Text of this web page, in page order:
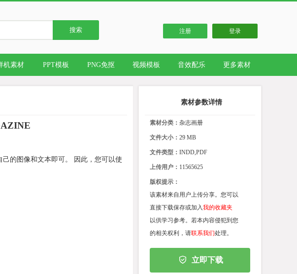
搜索 注册 登录
机素材 PPT模板 PNG免抠 视频模板 音效配乐 更多素材
的图像和文本即可。 因此，您可以使
素材参数详情
素材分类： 杂志画册
文件大小： 29 MB
文件类型： INDD,PDF
上传用户： 11565625
版权提示：
该素材来自用户上传分享。您可以
直接下载保存或加入我的收藏夹
以供学习参考。若本内容侵犯到您
的相关权利，请联系我们处理。
立即下载